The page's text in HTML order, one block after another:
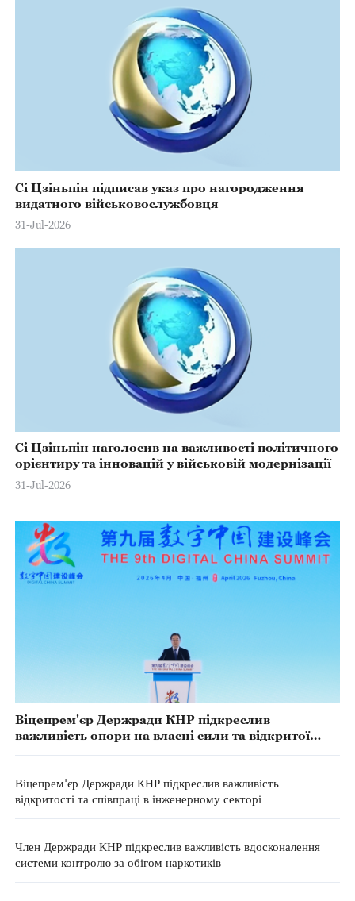
Сі Цзіньпін підписав указ про нагородження
видатного військовослужбовця
31-Jul-2026
Сі Цзіньпін наголосив на важливості політичного
орієнтиру та інновацій у військовій модернізації
31-Jul-2026
Віцепрем'єр Держради КНР підкреслив
важливість опори на власні сили та відкритої
Віцепрем'єр Держради КНР підкреслив важливість
відкритості та співпраці в інженерному секторі
Член Держради КНР підкреслив важливість вдосконалення
системи контролю за обігом наркотиків